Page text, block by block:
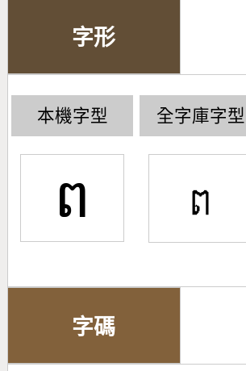
字形
本機字型
ព
全字庫字型
字碼